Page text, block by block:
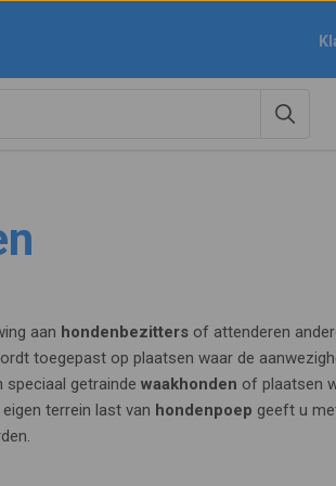
aan hondenbezittersof attenderen
toegepast op plaatsen waar de
speciaal getrainde waakhonden of plaatsen
terrein last van hondenpoep geeft u